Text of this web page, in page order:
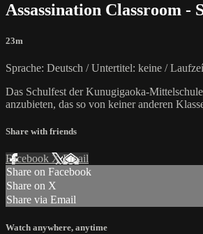
Assassination Classroom -
23m
Sprache: Deutsch / Untertitel: keine /
Das Schulfest der Kunugigaoka-
anzubieten, das so von keiner anderen
Share with friends
Facebook XEmail
Share on Facebook
Share on X
Share via Email
Watch anywhere, anytime